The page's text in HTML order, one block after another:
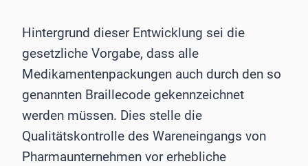
Hintergrund dieser Entwicklung sei die
gesetzliche Vorgabe, dass alle
Medikamentenpackungen auch durch den so
genannten Braillecode gekennzeichnet
werden müssen. Dies stelle die
Qualitätskontrolle des Wareneingangs von
Pharmaunternehmen vor erhebliche